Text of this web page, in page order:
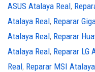
ASUS Atalaya Real,
Atalaya Real, Reparar
Atalaya Real, Reparar
Atalaya Real, Reparar LG
Real, Reparar MSI